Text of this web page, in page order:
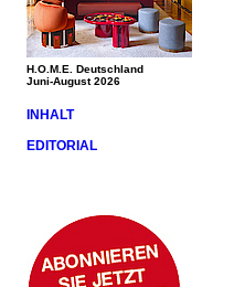
H.O.M.E. Deutschland
Juni-August 2026
INHALT
EDITORIAL